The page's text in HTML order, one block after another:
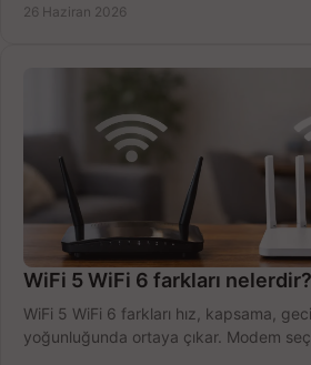
26 Haziran 2026
WiFi 5 WiFi 6 farkları nelerdir?
WiFi 5 WiFi 6 farkları hız, kapsama,
yoğunluğunda ortaya çıkar. Modem